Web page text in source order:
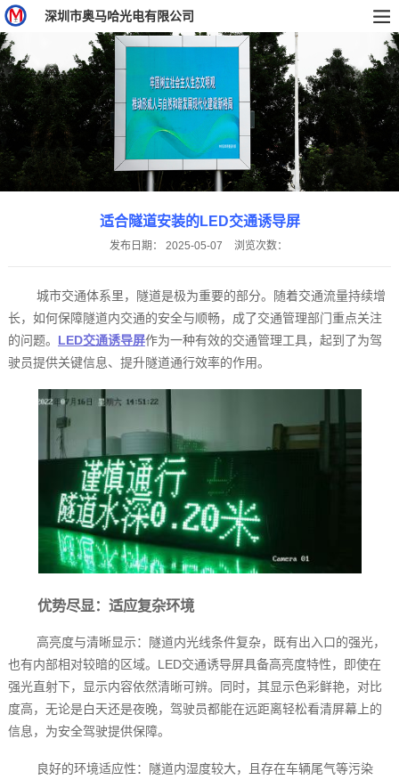
深圳市奥马哈光电有限公司
适合隧道安装的LED交通诱导屏
发布日期： 2025-05-07 浏览次数：
城市交通体系里，隧道是极为重要的部分。随着交通流量持续增
长，如何保障隧道内交通的安全与顺畅，成了交通管理部门重点关注
的问题。 LED交通诱导屏作为一种有效的交通管理工具，起到了为驾
驶员提供关键信息、提升隧道通行效率的作用。
优势尽显：适应复杂环境
高亮度与清晰显示：隧道内光线条件复杂，既有出入口的强光，
也有内部相对较暗的区域。LED交通诱导屏具备高亮度特性，即使在
强光直射下，显示内容依然清晰可辨。同时，其显示色彩鲜艳，对比
度高，无论是白天还是夜晚，驾驶员都能在远距离轻松看清屏幕上的
信息，为安全驾驶提供保障。
良好的环境适应性：隧道内湿度较大，且存在车辆尾气等污染